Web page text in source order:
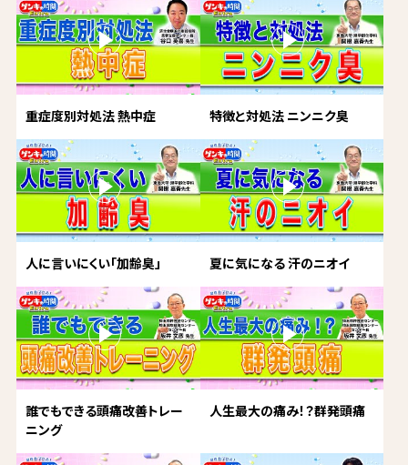
重症度別対処法 熱中症 特徴と対処法 ニンニク臭
人に言いにくい「加齢臭」 夏に気になる 汗のニオイ
誰でもできる頭痛改善トレー
ニング
人生最大の痛み！？群発頭痛